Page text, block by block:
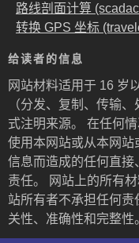
路线剖面计算
转换 GPS 坐标
给读者的信息
网站材料适用于 16 岁
（分发、复制、传输
式注明来源。 在任何
使用本网站或从本网
信息而造成的任何直接
责任。 网站上的所有
站所有者不承担任何
关性、准确性和完整性